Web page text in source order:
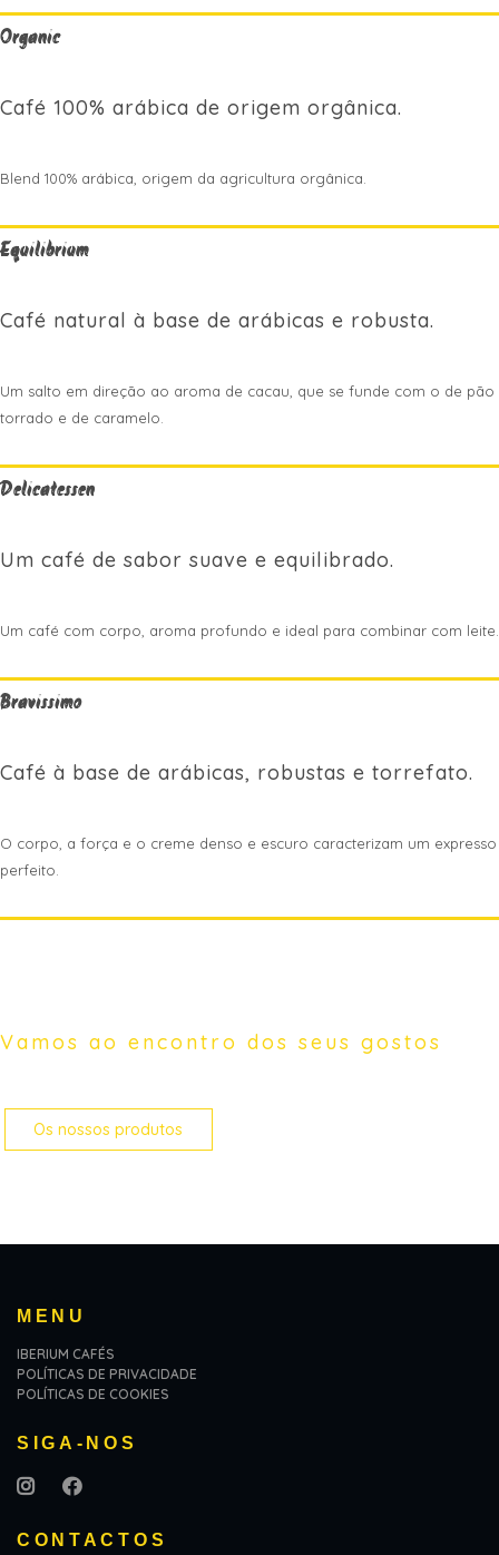
Organic
Café 100% arábica de origem orgânica.
Blend 100% arábica, origem da agricultura orgânica.
Equilibrium
Café natural à base de arábicas e robusta.
Um salto em direção ao aroma de cacau, que se funde com o de pão
torrado e de caramelo.
Delicatessen
Um café de sabor suave e equilibrado.
Um café com corpo, aroma profundo e ideal para combinar com leite.
Bravissimo
Café à base de arábicas, robustas e torrefato.
O corpo, a força e o creme denso e escuro caracterizam um expresso
perfeito.
Vamos ao encontro dos seus gostos
Os nossos produtos
MENU
IBERIUM CAFÉS
POLÍTICAS DE PRIVACIDADE
POLÍTICAS DE COOKIES
SIGA-NOS
CONTACTOS